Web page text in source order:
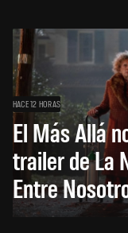
HACE 12 HORAS
El Más Allá
trailer de La
Entre